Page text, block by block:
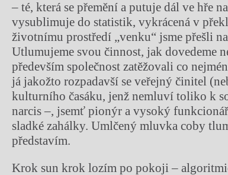
– té, která se přemění a putuje dál ve hře
vysublimuje do statistik, vykrácená v
životnímu prostředí „venku“ jsme přešli
Utlumujeme svou činnost, jak dovedeme
především společnost zatěžovali co
já jakožto rozpadavší se veřejný činitel
kulturního časáku, jenž nemluví toliko k
narcis –, jsemť pionýr a vysoký
sladké zahálky. Umlčený mluvka coby
představím.
Krok sun krok lozím po pokoji –